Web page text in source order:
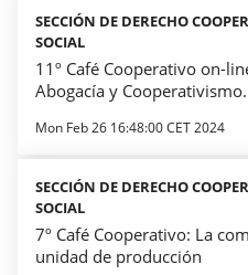
SECCIÓN DE DERECHO
SOCIAL
11º Café Cooperativo on-
Abogacía y
Mon Feb 26 16:48:00 CET 2024
SECCIÓN DE DERECHO
SOCIAL
7º Café Cooperativo: La
unidad de producción